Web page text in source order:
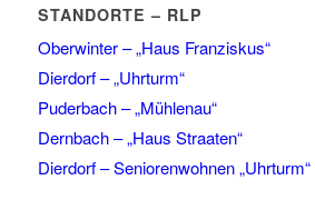
STANDORTE – RLP
Oberwinter – „Haus Franziskus“
Dierdorf – „Uhrturm“
Puderbach – „Mühlenau“
Dernbach – „Haus Straaten“
Dierdorf – Seniorenwohnen „Uhrturm“